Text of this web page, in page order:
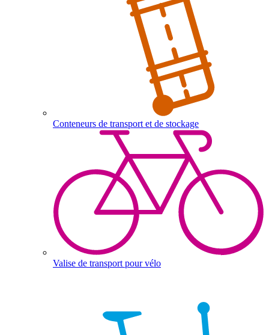
Conteneurs de transport et de stockage
Valise de transport pour vélo